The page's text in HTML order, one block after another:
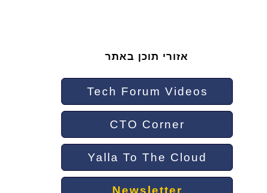
אזורי תוכן באתר
Tech Forum Videos
CTO Corner
Yalla To The Cloud
Newsletter